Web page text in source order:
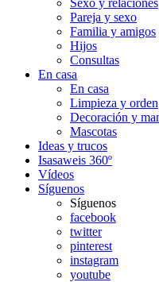
Sexo y relaciones
Pareja y sexo
Familia y amigos
Hijos
Consultas
En casa
En casa
Limpieza y orden
Decoración y
Mascotas
Ideas y trucos
Isasaweis 360º
Vídeos
Síguenos
Síguenos
facebook
twitter
pinterest
instagram
youtube